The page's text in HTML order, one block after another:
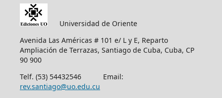
Universidad de Oriente
Avenida Las Américas # 101 e/ L y E, Reparto
Ampliación de Terrazas, Santiago de Cuba, Cuba, CP
90 900
Telf. (53) 54432546 Email:
rev.santiago@uo.edu.cu